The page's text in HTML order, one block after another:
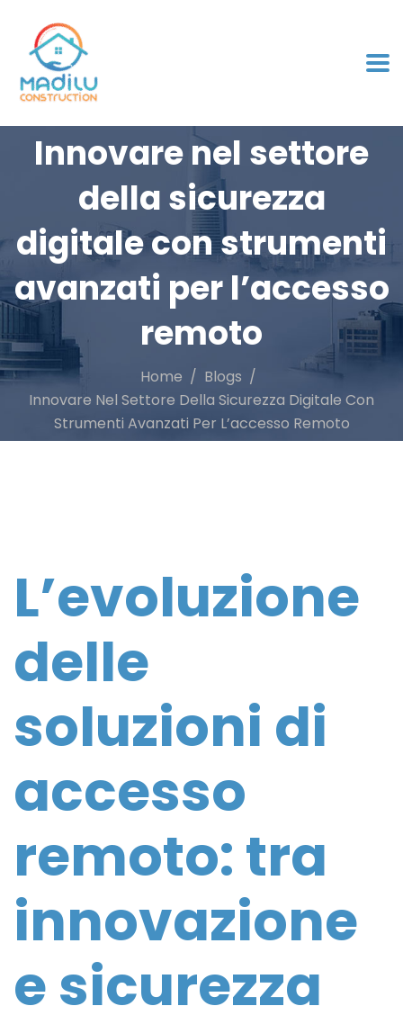
Innovare nel settore
della sicurezza
digitale con strumenti
avanzati per l’accesso
remoto
Home
Blogs
Innovare Nel Settore Della Sicurezza Digitale Con
Strumenti Avanzati Per L’accesso Remoto
L’evoluzione
delle
soluzioni di
accesso
remoto: tra
innovazione
e sicurezza